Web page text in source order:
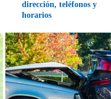
dirección, teléfonos y
horarios